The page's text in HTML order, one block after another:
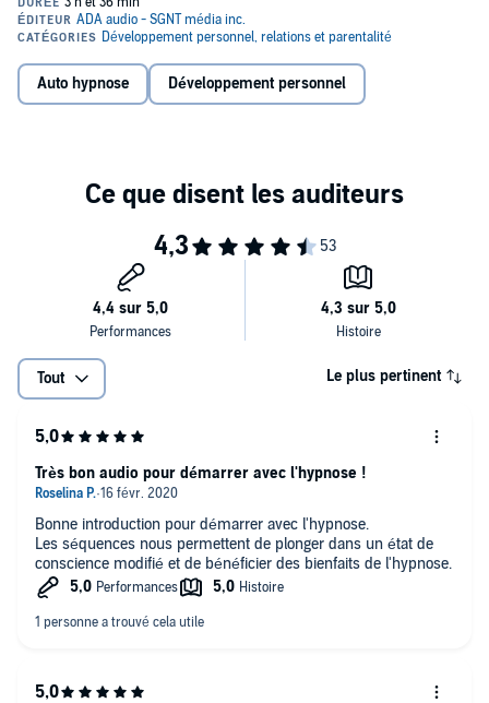
maîtriser vos peurs et vos phobies,
améliorer vos aptitudes pour la gestion monétaire,
découvrir vos vies passées.
Lorsque vous achetez ce titre, le fichier PDF qui l'accompagne sera
disponible dans votre confirmation d'achat envoyée par mail ainsi
que dans votre bibliothèque, depuis votre ordinateur.©1997 William
Auto hypnose Développement personnel
Tout Le plus pertinent
Bonne introduction pour démarrer avec l'hypnose.
Les séquences nous permettent de plonger dans un état de
conscience modifié et de bénéficier des bienfaits de l'hypnose.
Très bon audio pour démarrer avec l'hypnose !